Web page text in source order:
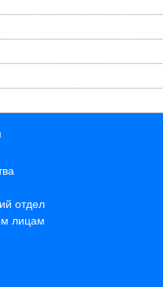
отдел
лицам